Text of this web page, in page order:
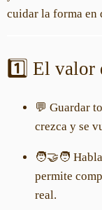
cuidar la forma en
1️⃣ El valor
💬 Guardar
crezca y se
🧑‍🤝‍🧑
permite
real.